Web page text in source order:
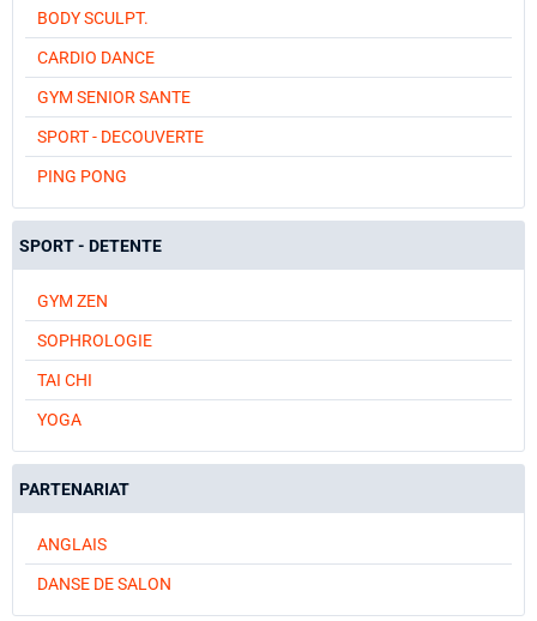
BODY SCULPT.
CARDIO DANCE
GYM SENIOR SANTE
SPORT - DECOUVERTE
PING PONG
SPORT - DETENTE
GYM ZEN
SOPHROLOGIE
TAI CHI
YOGA
PARTENARIAT
ANGLAIS
DANSE DE SALON